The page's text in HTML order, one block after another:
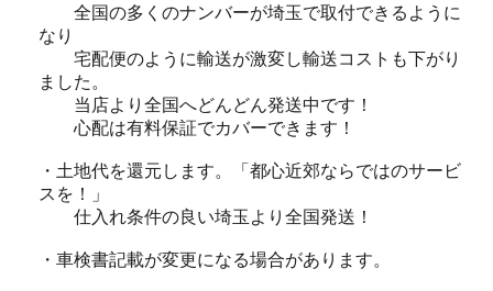
全国の多くのナンバーが埼玉で取付できるように
なり
宅配便のように輸送が激変し輸送コストも下がり
ました。
当店より全国へどんどん発送中です！
心配は有料保証でカバーできます！
・土地代を還元します。「都心近郊ならではのサービ
スを！」
仕入れ条件の良い埼玉より全国発送！
・車検書記載が変更になる場合があります。